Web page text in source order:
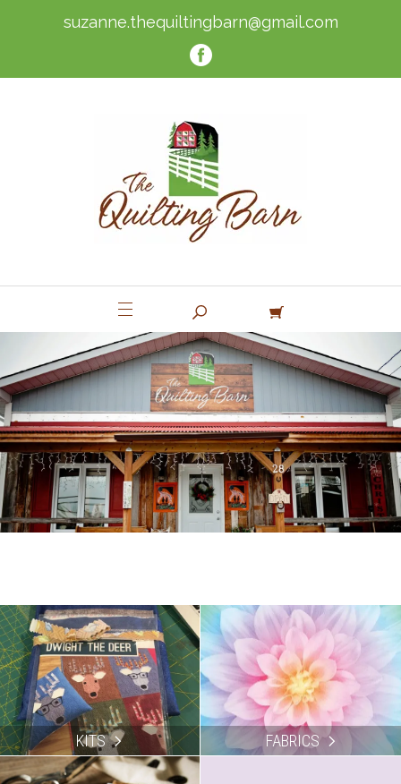
suzanne.thequiltingbarn@gmail.com
KITS FABRICS